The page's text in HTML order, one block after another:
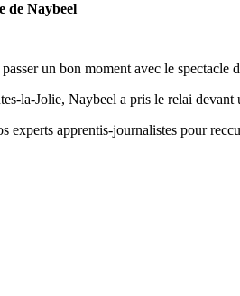
de Naybeel
un bon moment avec le spectacle
la-Jolie, Naybeel a pris le relai devant
apprentis-journalistes pour